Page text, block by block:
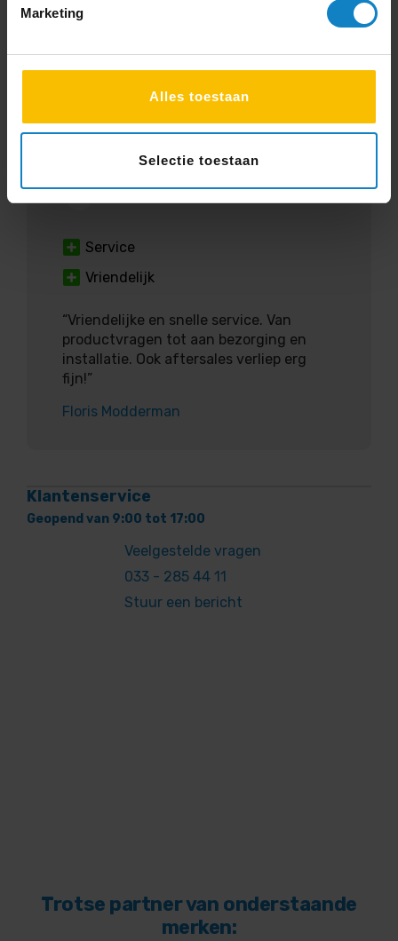
Marketing
Alles toestaan
Selectie toestaan
5
Service
Vriendelijk
“Vriendelijke en snelle service. Van
productvragen tot aan bezorging en
installatie. Ook aftersales verliep erg
fijn!”
Floris Modderman
Klantenservice
Geopend van 9:00 tot 17:00
Veelgestelde vragen
033 - 285 44 11
Stuur een bericht
Trotse partner van onderstaande
merken: